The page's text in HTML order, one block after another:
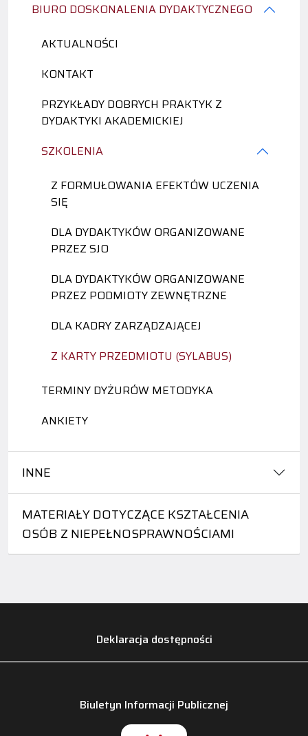
BIURO DOSKONALENIA DYDAKTYCZNEGO
AKTUALNOŚCI
KONTAKT
PRZYKŁADY DOBRYCH PRAKTYK Z
DYDAKTYKI AKADEMICKIEJ
SZKOLENIA
Z FORMUŁOWANIA EFEKTÓW UCZENIA
SIĘ
DLA DYDAKTYKÓW ORGANIZOWANE
PRZEZ SJO
DLA DYDAKTYKÓW ORGANIZOWANE
PRZEZ PODMIOTY ZEWNĘTRZNE
DLA KADRY ZARZĄDZAJĄCEJ
Z KARTY PRZEDMIOTU (SYLABUS)
TERMINY DYŻURÓW METODYKA
ANKIETY
INNE
MATERIAŁY DOTYCZĄCE KSZTAŁCENIA
OSÓB Z NIEPEŁNOSPRAWNOŚCIAMI
Deklaracja dostępności
Biuletyn Informacji Publicznej